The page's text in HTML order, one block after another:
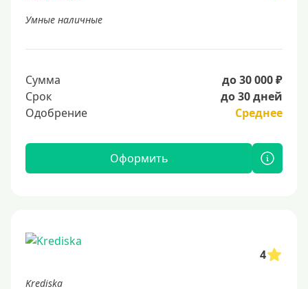
Умные наличные
Сумма
до 30 000 ₽
Срок
до 30 дней
Одобрение
Среднее
Оформить
4
Krediska